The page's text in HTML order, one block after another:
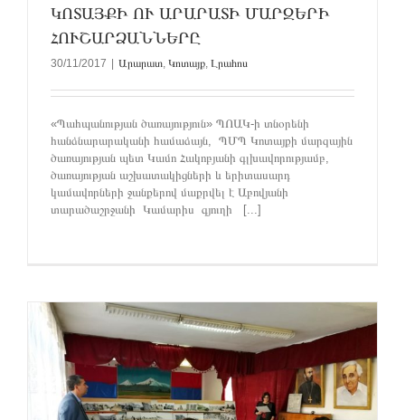
ԿՈՏԱՅՔԻ ՈՒ ԱՐԱՐԱՏԻ ՄԱՐԶԵՐԻ
ՀՈՒՇԱՐՁԱՆՆԵՐԸ
30/11/2017 Արարատ, Կոտայք, Լրահոս
«Պահպանության ծառայություն» ՊՈԱԿ-ի տնօրենի
հանձնարարականի համաձայն, ՊՄՊ Կոտայքի մարզային
ծառայության պետ Կամո Հակոբյանի գլխավորությամբ,
ծառայության աշխատակիցների և երիտասարդ
կամավորների ջանքերով մաքրվել է Աբովյանի
տարածաշրջանի Կամարիս գյուղի [...]